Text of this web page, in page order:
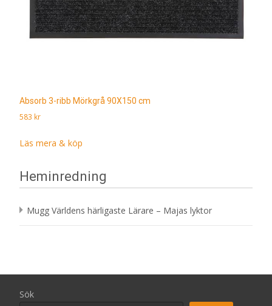
Absorb 3-ribb Mörkgrå 90X150 cm
583 kr
Läs mera & köp
Heminredning
Mugg Världens härligaste Lärare – Majas lyktor
Sök